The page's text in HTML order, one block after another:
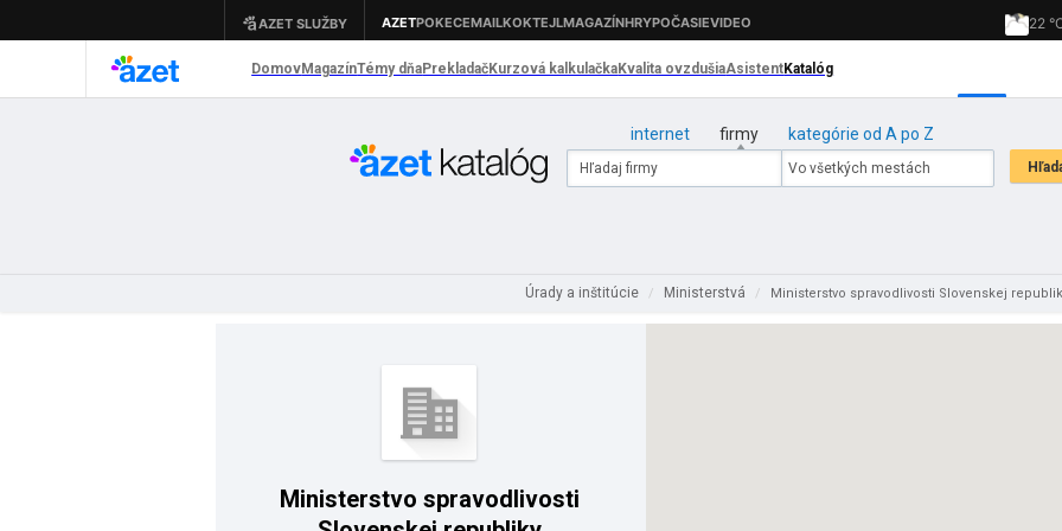
internet firmy kategórie od A po Z
Úrady a inštitúcie / Ministerstvá / Ministerstvo spravodlivosti Slovenskej
Ministerstvo spravodlivosti